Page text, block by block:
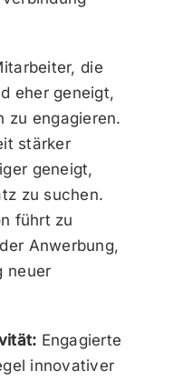
die
eher geneigt,
zu engagieren.
stärker
geneigt,
zu suchen.
führt zu
Anwerbung,
neuer
Engagierte
innovativer